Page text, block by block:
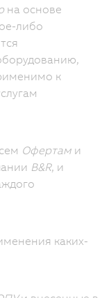
на основе
либо
к
Офертам и
B&R, и
каких-